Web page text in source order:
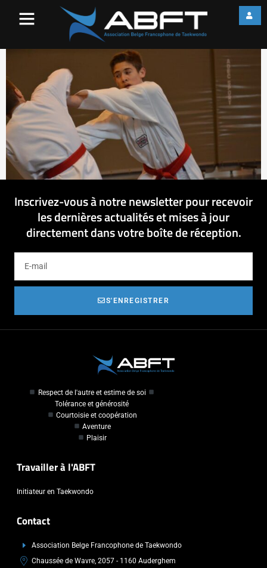
Inscrivez-vous à notre newsletter pour recevoir
les dernières actualités et mises à jour
directement dans votre boîte de réception.
S'ENREGISTRER
Respect de l'autre et estime de soi
Tolérance et générosité
Courtoisie et coopération
Aventure
Plaisir
Travailler à l'ABFT
Initiateur en Taekwondo
Contact
Association Belge Francophone de Taekwondo
Chaussée de Wavre, 2057 - 1160 Auderghem